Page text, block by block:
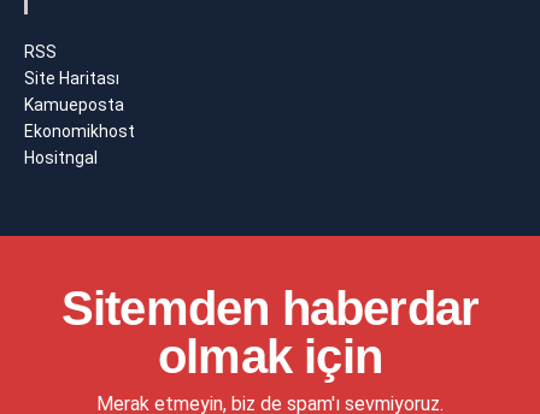
RSS
Site Haritası
Kamueposta
Ekonomikhost
Hositngal
Sitemden haberdar
olmak için
Merak etmeyin, biz de spam'ı sevmiyoruz.